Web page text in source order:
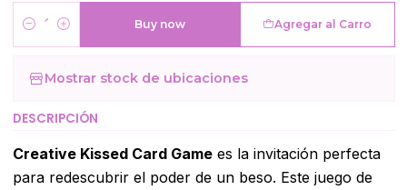
Cantidad
Agregar al Carro
Buy now
Mostrar stock de ubicaciones
DESCRIPCIÓN
Creative Kissed Card Gamees la invitación perfecta
para redescubrir el poder de un beso. Este juego de